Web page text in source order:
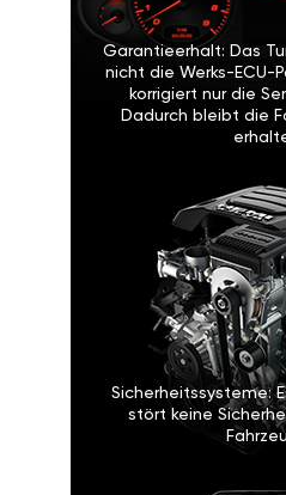
Garantieerhalt: Das
nicht die Werks-ECU-
korrigiert nur die
Dadurch bleibt die
Sicherheitssysteme:
stört keine